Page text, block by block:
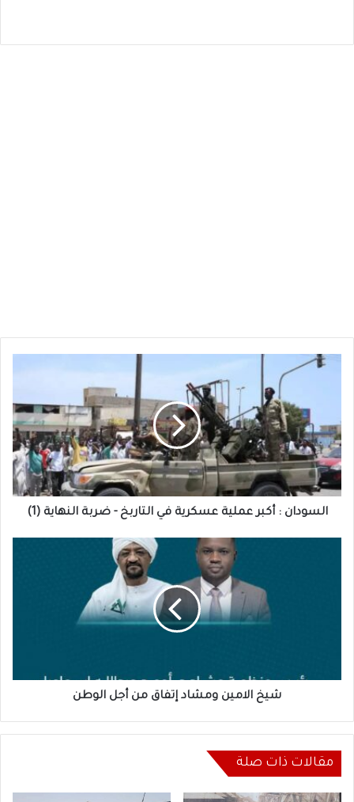
السودان
عسكرية
في
التاربخ
-
ضربة
النهاية
السودان : أكبر عملية عسكرية في التاربخ - ضربة النهاية (1)
شيخ الامين ومشاد إتفاق من أجل الوطن
مقالات ذات صلة